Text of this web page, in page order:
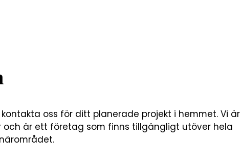
oss för ditt planerade projekt i hemmet. Vi
och är ett företag som finns tillgängligt utöver hela